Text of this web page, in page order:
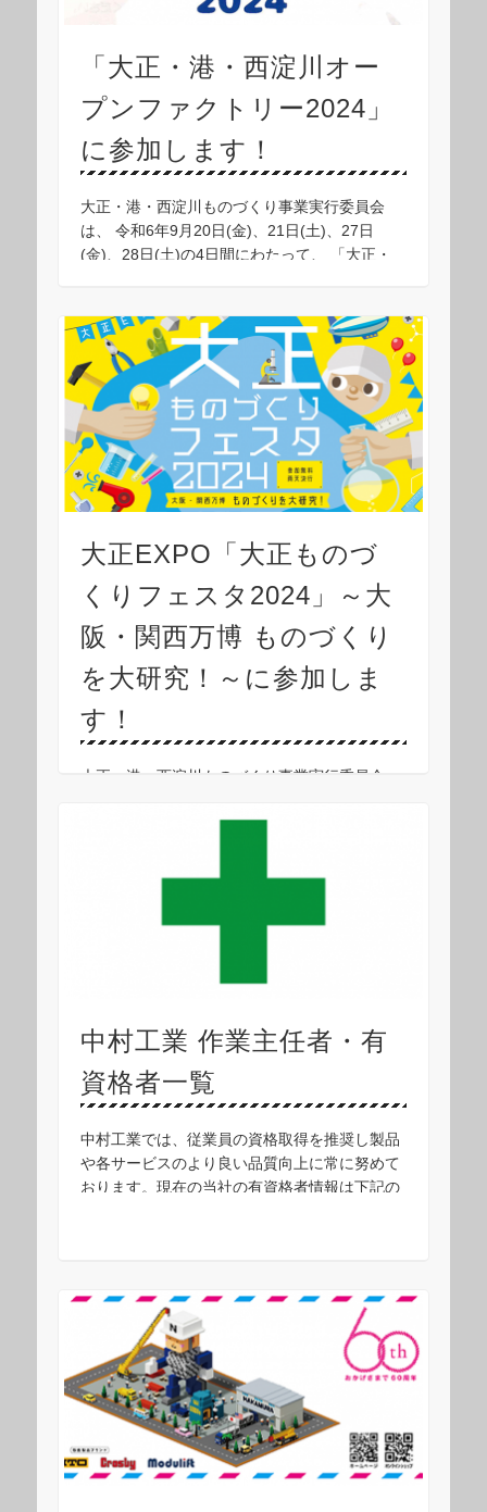
「大正・港・西淀川オー
プンファクトリー2024」
に参加します！
大正・港・西淀川ものづくり事業実行委員会
は、 令和6年9月20日(金)、21日(土)、27日
(金)、28日(土)の4日間にわたって、 「大正・
大正EXPO「大正ものづ
くりフェスタ2024」～大
阪・関西万博 ものづくり
を大研究！～に参加しま
す！
大正・港・西淀川ものづくり事業実行委員会
力を合わせ、“ものづくり”の素晴らしさや楽し
中村工業 作業主任者・有
資格者一覧
中村工業では、従業員の資格取得を推奨し製品
や各サービスのより良い品質向上に常に努めて
おります。現在の当社の有資格者情報は下記の